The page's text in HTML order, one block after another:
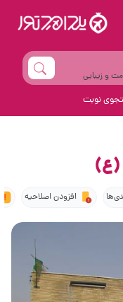
و زیبایی
نوبت
(ع)
افزودن اصلاحیه